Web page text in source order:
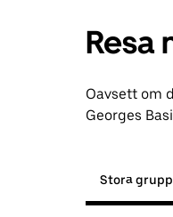
Resa
Oavsett om
Georges
Stora